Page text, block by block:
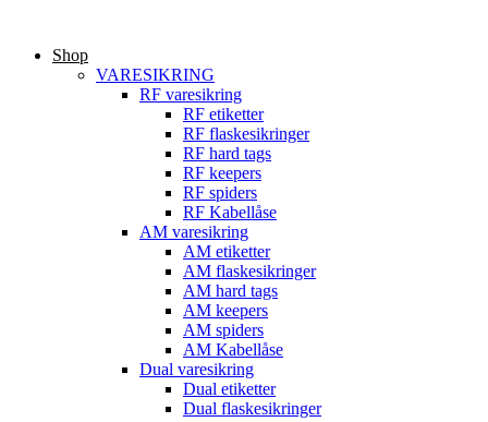
indholdShop
VARESIKRING
RF varesikring
RF etiketter
RF flaskesikringer
RF hard tags
RF keepers
RF spiders
RF Kabellåse
AM varesikring
AM etiketter
AM flaskesikringer
AM hard tags
AM keepers
AM spiders
AM Kabellåse
Dual varesikring
Dual etiketter
Dual flaskesikringer